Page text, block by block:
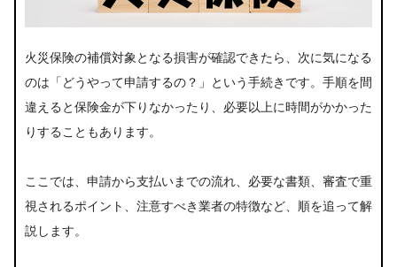
火災保険の補償対象となる損害が確認できたら、次に気になる
のは「どうやって申請するの？」という手続きです。手順を間
違えると保険金が下りなかったり、必要以上に時間がかかった
りすることもあります。
ここでは、申請から支払いまでの流れ、必要な書類、審査で重
視されるポイント、注意すべき業者の特徴など、順を追って解
説します。